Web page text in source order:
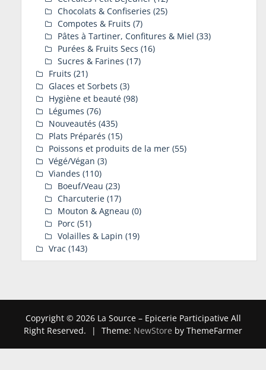
Chocolats & Confiseries (25)
Compotes & Fruits (7)
Pâtes à Tartiner, Confitures & Miel (33)
Purées & Fruits Secs (16)
Sucres & Farines (17)
Fruits (21)
Glaces et Sorbets (3)
Hygiène et beauté (98)
Légumes (76)
Nouveautés (435)
Plats Préparés (15)
Poissons et produits de la mer (55)
Végé/Végan (3)
Viandes (110)
Boeuf/Veau (23)
Charcuterie (17)
Mouton & Agneau (0)
Porc (51)
Volailles & Lapin (19)
Vrac (143)
Copyright © 2026 La Source – Epicerie Participative All
Right Reserved.
| Theme: NewStore by ThemeFarmer